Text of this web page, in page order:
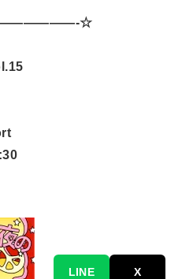
☆
LINE X